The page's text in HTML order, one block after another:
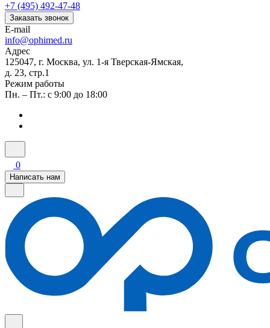
+7 (495) 492-47-48
Заказать звонок
E-mail
info@ophimed.ru
Адрес
125047, г. Москва, ул. 1-я Тверская-Ямская,
д. 23, стр.1
Режим работы
Пн. – Пт.: с 9:00 до 18:00
0
Написать нам